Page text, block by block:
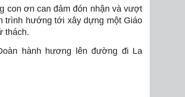
con ơn can đảm đón nhận và vượt
trình hướng tới xây dựng một Giáo
thách.
hành hương lên đường đi La